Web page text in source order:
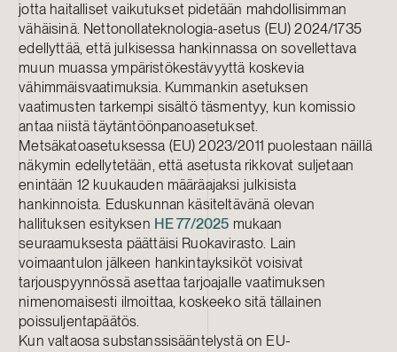
jotta haitalliset vaikutukset pidetään mahdollisimman
vähäisinä. Nettonollateknologia-asetus (EU) 2024/1735
edellyttää, että julkisessa hankinnassa on sovellettava
muun muassa ympäristökestävyyttä koskevia
vähimmäisvaatimuksia. Kummankin asetuksen
vaatimusten tarkempi sisältö täsmentyy, kun komissio
antaa niistä täytäntöönpanoasetukset.
Metsäkatoasetuksessa (EU) 2023/2011 puolestaan näillä
näkymin edellytetään, että asetusta rikkovat suljetaan
enintään 12 kuukauden määräajaksi julkisista
hankinnoista. Eduskunnan käsiteltävänä olevan
hallituksen esityksen HE 77/2025 mukaan
seuraamuksesta päättäisi Ruokavirasto. Lain
voimaantulon jälkeen hankintayksiköt voisivat
tarjouspyynnössä asettaa tarjoajalle vaatimuksen
nimenomaisesti ilmoittaa, koskeeko sitä tällainen
poissuljentapäätös.
Kun valtaosa substanssisääntelystä on EU-